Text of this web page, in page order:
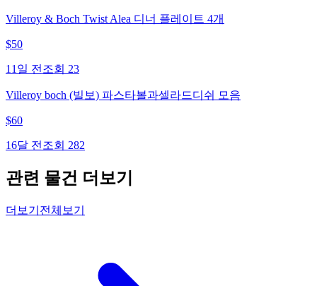
Villeroy & Boch Twist Alea 디너 플레이트 4개
$50
11일 전 조회 23
Villeroy boch (빌보) 파스타볼과셀라드디쉬 모음
$60
16달 전 조회 282
관련 물건 더보기
더보기 전체보기